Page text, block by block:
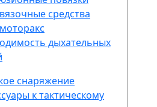
средства
дыхательных
снаряжение
к тактическому